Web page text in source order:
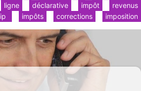
revenus
impôt
déclarative
ligne
imposition
corrections
impôts